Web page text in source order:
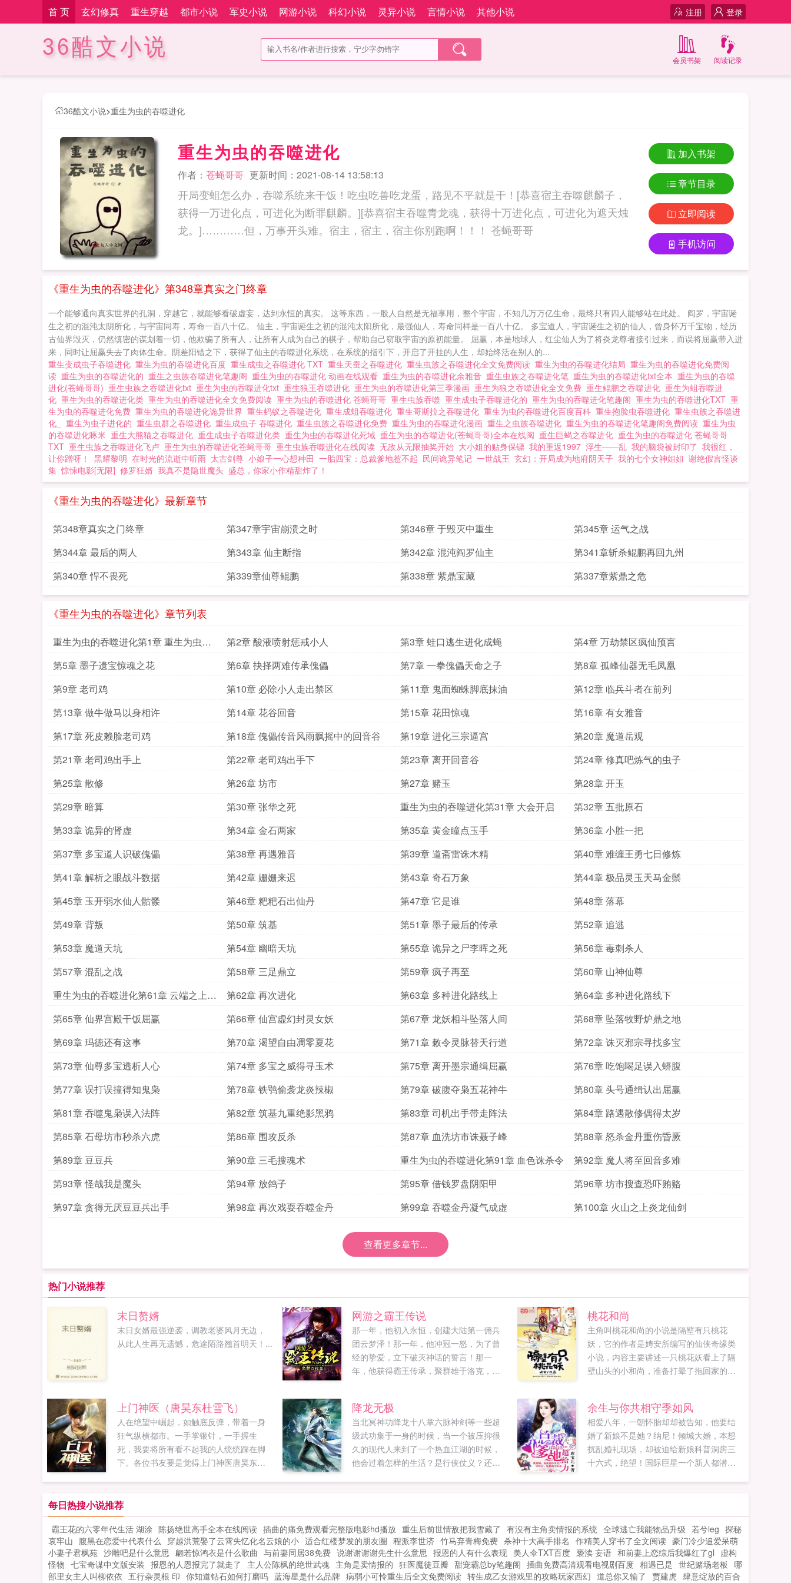
首 页 玄幻修真 重生穿越 都市小说 军史小说 网游小说 科幻小说 灵异小说 言情小说 其他小说 登录
注册
36酷文小说 阅读记录
会员书架
36酷文小说>重生为虫的吞噬进化
重生为虫的吞噬进化
作者： 苍蝇哥哥 更新时间：2021-08-14 13:58:13
开局变蛆怎么办，吞噬系统来干饭！吃虫吃兽吃龙蛋，路见不平就是干！[恭喜宿主吞噬麒麟子，
获得一万进化点，可进化为断罪麒麟。][恭喜宿主吞噬青龙魂，获得十万进化点，可进化为遮天烛
龙。]…………但，万事开头难。宿主，宿主，宿主你别跑啊！！！ 苍蝇哥哥
加入书架
章节目录
立即阅读
手机访问
《重生为虫的吞噬进化》第348章真实之门终章
一个能够通向真实世界的孔洞，穿越它，就能够看破虚妄，达到永恒的真实。 这等东西，一般人自然是无福享用，整个宇宙，不知几万万亿生命，最终只有四人能够站在此处。 阎罗，宇宙诞
生之初的混沌太阴所化，与宇宙同寿，寿命一百八十亿。 仙主，宇宙诞生之初的混沌太阳所化，最强仙人，寿命同样是一百八十亿。 多宝道人，宇宙诞生之初的仙人，曾身怀万千宝物，经历
古仙界毁灭，仍然缜密的谋划着一切，他欺骗了所有人，让所有人成为自己的棋子，帮助自己窃取宇宙的原初能量。 屈赢，本是地球人，红尘仙人为了将炎龙尊者接引过来，而误将屈赢带入进
来，同时让屈赢失去了肉体生命。阴差阳错之下，获得了仙主的吞噬进化系统，在系统的指引下，开启了开挂的人生，却始终活在别人的...
重生变成虫子吞噬进化 重生为虫的吞噬进化百度 重生成虫之吞噬进化 TXT 重生天蚕之吞噬进化 重生虫族之吞噬进化全文免费阅读 重生为虫的吞噬进化结局 重生为虫的吞噬进化免费阅
读 重生为虫的吞噬进化的 重生之虫族吞噬进化笔趣阁 重生为虫的吞噬进化 动画在线观看 重生为虫的吞噬进化余雅音 重生虫族之吞噬进化笔 重生为虫的吞噬进化txt全本 重生为虫的吞噬
进化(苍蝇哥哥) 重生虫族之吞噬进化txt 重生为虫的吞噬进化txt 重生狼王吞噬进化 重生为虫的吞噬进化第三季漫画 重生为狼之吞噬进化全文免费 重生鲲鹏之吞噬进化 重生为蛆吞噬进
化 重生为虫的吞噬进化类 重生为虫的吞噬进化全文免费阅读 重生为虫的吞噬进化 苍蝇哥哥 重生虫族吞噬 重生成虫子吞噬进化的 重生为虫的吞噬进化笔趣阁 重生为虫的吞噬进化TXT 重
生为虫的吞噬进化免费 重生为虫的吞噬进化诡异世界 重生蚂蚁之吞噬进化 重生成蛆吞噬进化 重生哥斯拉之吞噬进化 重生为虫的吞噬进化百度百科 重生抱脸虫吞噬进化 重生虫族之吞噬进
化_ 重生为虫子进化的 重生虫群之吞噬进化 重生成虫子 吞噬进化 重生虫族之吞噬进化免费 重生为虫的吞噬进化漫画 重生之虫族吞噬进化 重生为虫的吞噬进化笔趣阁免费阅读 重生为虫
的吞噬进化啄米 重生大熊猫之吞噬进化 重生成虫子吞噬进化类 重生为虫的吞噬进化死域 重生为虫的吞噬进化(苍蝇哥哥)全本在线阅 重生巨蝎之吞噬进化 重生为虫的吞噬进化 苍蝇哥哥
TXT 重生虫族之吞噬进化飞卢 重生为虫的吞噬进化苍蝇哥哥 重生虫族吞噬进化在线阅读 无敌从无限抽奖开始 大小姐的贴身保镖 我的重返1997 浮生——乱 我的脑袋被封印了 我很红，
让你蹭呀！
黑耀黎明 在时光的流逝中听雨 太古剑尊 小娘子一心想种田 一胎四宝：总裁爹地惹不起 民间诡异笔记 一世战王 玄幻：开局成为地府阴天子 我的七个女神姐姐 谢绝假言怪谈
集 惊悚电影[无限] 修罗狂婿 我真不是隐世魔头 盛总，你家小作精甜炸了！
《重生为虫的吞噬进化》最新章节
第348章真实之门终章 第347章宇宙崩溃之时 第346章 于毁灭中重生
第345章 运气之战
第344章 最后的两人
第343章 仙主断指 第342章 混沌阎罗仙主
第341章斩杀鲲鹏再回九州
第340章 悍不畏死
第339章仙尊鲲鹏 第338章 紫鼎宝藏 第337章紫鼎之危
《重生为虫的吞噬进化》章节列表
重生为虫的吞噬进化第1章 重生为虫吞
噬进化
第2章 酸液喷射惩戒小人 第3章 蛙口逃生进化成蝇
第4章 万劫禁区疯仙预言
第5章 墨子遗宝惊魂之花
第6章 抉择两难传承傀儡 第7章 一拳傀儡天命之子
第8章 孤峰仙器无毛凤凰
第9章 老司鸡
第10章 必除小人走出禁区 第11章 鬼面蜘蛛脚底抹油
第12章 临兵斗者在前列
第13章 做牛做马以身相许
第14章 花谷回音 第15章 花田惊魂
第16章 有女雅音
第17章 死皮赖脸老司鸡
第18章 傀儡传音风雨飘摇中的回音谷 第19章 进化三宗逼宫
第20章 魔道岳观
第21章 老司鸡出手上
第22章 老司鸡出手下 第23章 离开回音谷
第24章 修真吧炼气的虫子
第25章 散修
第26章 坊市 第27章 赌玉
第28章 开玉
第29章 暗算
第30章 张华之死 重生为虫的吞噬进化第31章 大会开启
第32章 五批原石
第33章 诡异的肾虚
第34章 金石两家 第35章 黄金瞳点玉手
第36章 小胜一把
第37章 多宝道人识破傀儡
第38章 再遇雅音 第39章 道斋雷诛木精
第40章 难缠王勇七日修炼
第41章 解析之眼战斗数据
第42章 姗姗来迟 第43章 奇石万象
第44章 极品灵玉天马金鬃
第45章 玉开弱水仙人骷髅
第46章 粑粑石出仙丹 第47章 它是谁
第48章 落幕
第49章 背叛
第50章 筑基 第51章 墨子最后的传承
第52章 追逃
第53章 魔道天坑
第54章 幽暗天坑 第55章 诡异之尸李晖之死
第56章 毒刺杀人
第57章 混乱之战
第58章 三足鼎立 第59章 疯子再至
第60章 山神仙尊
重生为虫的吞噬进化第61章 云端之上风
蜉蝣
第62章 再次进化 第63章 多种进化路线上
第64章 多种进化路线下
第65章 仙界宫殿干饭屈赢
第66章 仙宫虚幻封灵女妖 第67章 龙妖相斗坠落人间
第68章 坠落牧野炉鼎之地
第69章 玛德还有这事
第70章 渴望自由凋零夏花 第71章 敕令灵脉替天行道
第72章 诛灭邪宗寻找多宝
第73章 仙尊多宝透析人心
第74章 多宝之威得寻玉术 第75章 离开墨宗通缉屈赢
第76章 吃饱喝足误入蟒腹
第77章 误打误撞得知鬼枭
第78章 铁鸮偷袭龙炎辣椒 第79章 破腹夺枭五花神牛
第80章 头号通缉认出屈赢
第81章 吞噬鬼枭误入法阵
第82章 筑基九重绝影黑鸦 第83章 司机出手带走阵法
第84章 路遇散修偶得太岁
第85章 石母坊市秒杀六虎
第86章 围攻反杀 第87章 血洗坊市诛聂子峰
第88章 怒杀金丹重伤昏厥
第89章 豆豆兵
第90章 三毛搜魂术 重生为虫的吞噬进化第91章 血色诛杀令
第92章 魔人将至回音多难
第93章 怪哉我是魔头
第94章 放鸽子 第95章 借钱罗盘阴阳甲
第96章 坊市搜查恐吓贿赂
第97章 贪得无厌豆豆兵出手
第98章 再次戏耍吞噬金丹 第99章 吞噬金丹凝气成虚 第100章 火山之上炎龙仙剑
查看更多章节...
热门小说推荐
末日赘婿
末日女婿最强逆袭，调教老婆风月无边，
从此人生再无遗憾，危途陌路翘首明天！...
网游之霸王传说
那一年，他初入永恒，创建大陆第一佣兵
团云梦泽！那一年，他冲冠一怒，为了曾
经的挚爱，立下破灭神话的誓言！那一
年，他获得霸王传承，聚群雄于洛克，以
桃花和尚
主角叫桃花和尚的小说是隔壁有只桃花
妖，它的作者是娉安所编写的仙侠奇缘类
小说，内容主要讲述一只桃花妖看上了隔
壁山头的小和尚，准备打晕了拖回家的故
事。可等她真的喜欢上一个人，搭上半条
命之后才发现，原来光是在一起就有那么
难。...
上门神医（唐昊东杜雪飞）
人在绝望中崛起，如触底反弹，带着一身
狂气纵横都市。一手掌银针，一手握生
死，我要将所有看不起我的人统统踩在脚
下。各位书友要是觉得上门神医唐昊东杜
降龙无极
当北冥神功降龙十八掌六脉神剑等一些超
级武功集于一身的时候，当一个被压抑很
久的现代人来到了一个热血江湖的时候，
他会过着怎样的生活？是行侠仗义？还是
侠。是经典的回顾，是热血的篇章。神通
等级小成，大成，化境，道境，极境。修
为等级后天，先天，化凡，悟道，山海，
御虚，炼星，天位，极道。书友一群
87079918书友二群120826625...
余生与你共相守季如风
相爱八年，一朝怀胎却却被告知，他要结
婚了新娘不是她？纳尼！倾城大婚，本想
扰乱婚礼现场，却被迫给新娘科普洞房三
十六式，绝望！国际巨星一个新人都潜规
每日热搜小说推荐
霸王花的六零年代生活 湖涂 陈扬绝世高手全本在线阅读 插曲的痛免费观看完整版电影hd播放 重生后前世情敌把我雪藏了 有没有主角卖情报的系统 全球逃亡我能物品升级 若兮leg 探秘
哀牢山 腹黑在恋爱中代表什么 穿越洪荒娶了云霄失忆化名云娘的小 适合红楼梦发的朋友圈 程派李世济 竹马弃青梅免费 杀神十大高手排名 作精美人穿书了全文阅读 豪门冷少追爱呆萌
小妻子君枫苑 沙雕吧是什么意思 翩若惊鸿衣是什么歌曲 与前妻同居38免费 说谢谢谢谢先生什么意思 报恩的人有什么表现 美人伞TXT百度 亵渎 妄语 和前妻上恋综后我爆红了gl 虚构
怪物 七宝奇谋中文版安装 报恩的人恩报完了就走了 主人公陈枫的绝世武魂 主角是卖情报的 狂医魔徒豆瓣 甜宠霸总by笔趣阁 插曲免费高清观看电视剧百度 相遇已是 世纪赌场老板 哪
部里女主人叫柳依依 五行杂灵根 印 你知道钻石如何打磨吗 蓝海星是什么品牌 病弱小可怜重生后全文免费阅读 转生成乙女游戏里的攻略玩家西幻 道总你又输了 贾建虎 肆意绽放的百合